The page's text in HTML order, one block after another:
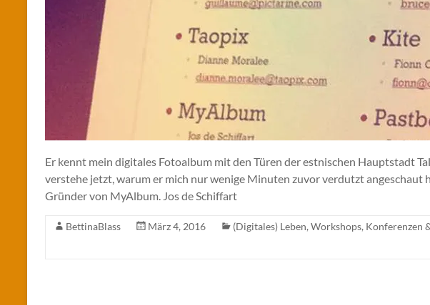
Er kennt mein digitales Fotoalbum mit den Türen der estnischen Hauptstadt
verstehe jetzt, warum er mich nur wenige Minuten zuvor verdutzt angeschaut
Gründer von MyAlbum. Jos de Schiffart
BettinaBlass März 4, 2016 (Digitales) Leben, Workshops, Konferenzen